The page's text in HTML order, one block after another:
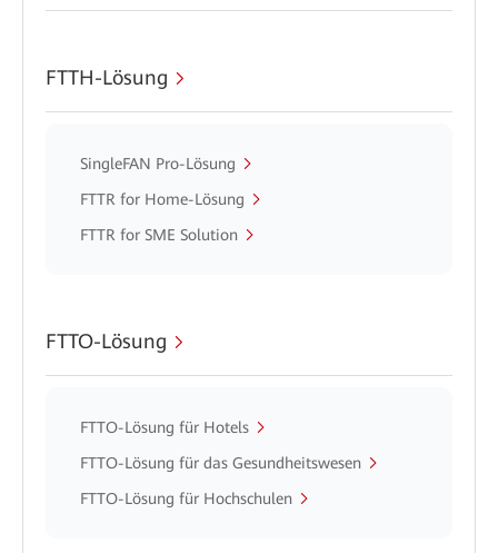
FTTH-Lösung
SingleFAN Pro-Lösung
FTTR for Home-Lösung
FTTR for SME Solution
FTTO-Lösung
FTTO-Lösung für Hotels
FTTO-Lösung für das Gesundheitswesen
FTTO-Lösung für Hochschulen